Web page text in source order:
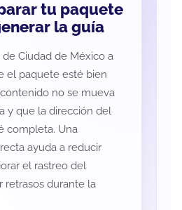
tu paquete
la guía
Ciudad de México a
el paquete esté bien
no se mueva
y que la dirección del
completa. Una
ayuda a reducir
el rastreo del
retrasos durante la